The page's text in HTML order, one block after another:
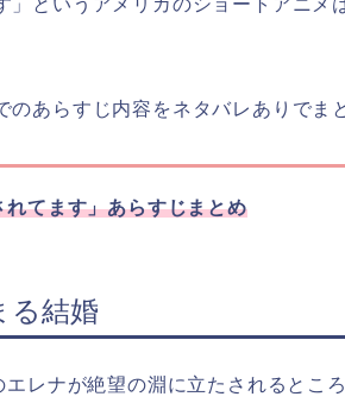
のあらすじ内容をネタバレありでま
れてます」あらすじまとめ
る結婚
レナが絶望の淵に立たされるとこ